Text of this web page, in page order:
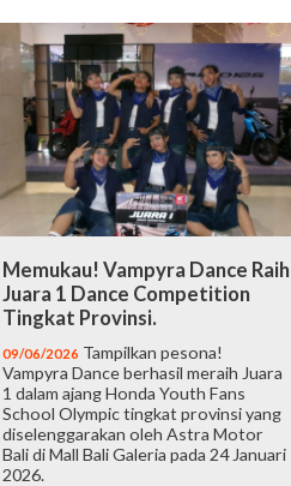
Memukau! Vampyra Dance Raih
Juara 1 Dance Competition
Tingkat Provinsi.
09/06/2026 Tampilkan pesona!
Vampyra Dance berhasil meraih Juara
1 dalam ajang Honda Youth Fans
School Olympic tingkat provinsi yang
diselenggarakan oleh Astra Motor
Bali di Mall Bali Galeria pada 24 Januari
2026.